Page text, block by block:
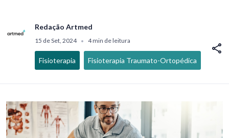
Redação Artmed
15 de Set, 2024 • 4 min de leitura
Fisioterapia Fisioterapia Traumato-Ortopédica